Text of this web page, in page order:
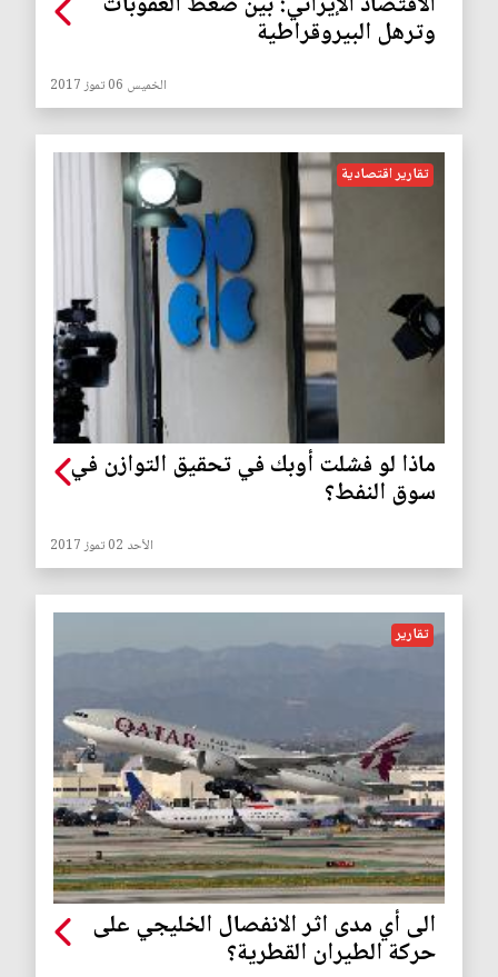
وترهل البيروقراطية
الخميس 06 تموز 2017
تقارير اقتصادية
ماذا لو فشلت أوبك في تحقيق التوازن في
سوق النفط؟
الأحد 02 تموز 2017
تقارير
الى أي مدى اثر الانفصال الخليجي على
حركة الطيران القطرية؟